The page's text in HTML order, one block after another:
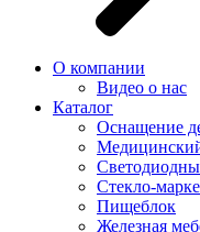
О компании
Видео о нас
Каталог
Оснащение
Стекло-
Пищеблок
Железная